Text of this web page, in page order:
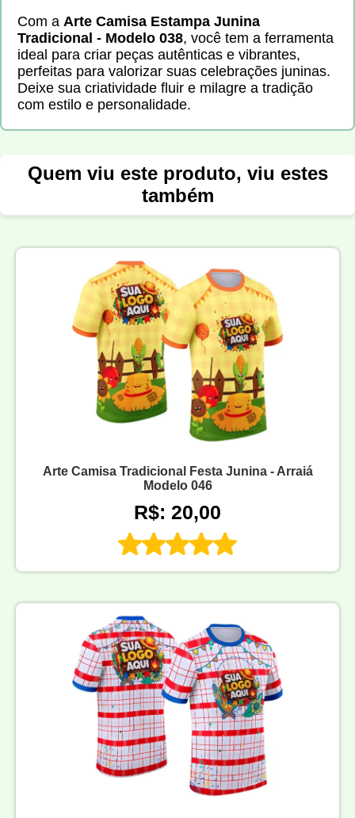
Com a Arte Camisa Estampa Junina
Tradicional - Modelo 038, você tem a ferramenta
ideal para criar peças autênticas e vibrantes,
perfeitas para valorizar suas celebrações juninas.
Deixe sua criatividade fluir e milagre a tradição
com estilo e personalidade.
Quem viu este produto, viu estes
também
Arte Camisa Tradicional Festa Junina - Arraiá
Modelo 046
R$: 20,00